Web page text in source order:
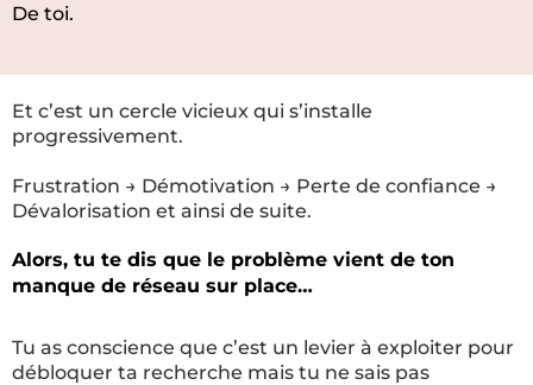
De toi.
Et c’est un cercle vicieux qui s’installe
progressivement.
Frustration → Démotivation → Perte de confiance →
Dévalorisation et ainsi de suite.
Alors, tu te dis que le problème vient de ton
manque de réseau sur place…
Tu as conscience que c’est un levier à exploiter pour
débloquer ta recherche mais tu ne sais pas